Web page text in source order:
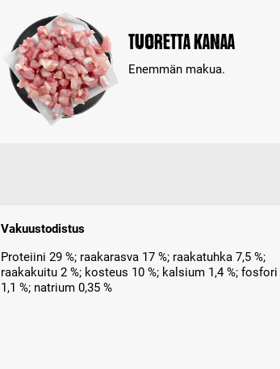
Tuoretta kanaa
Enemmän makua.
Vakuustodistus
Proteiini 29 %; raakarasva 17 %; raakatuhka 7,5 %;
raakakuitu 2 %; kosteus 10 %; kalsium 1,4 %; fosfori
1,1 %; natrium 0,35 %